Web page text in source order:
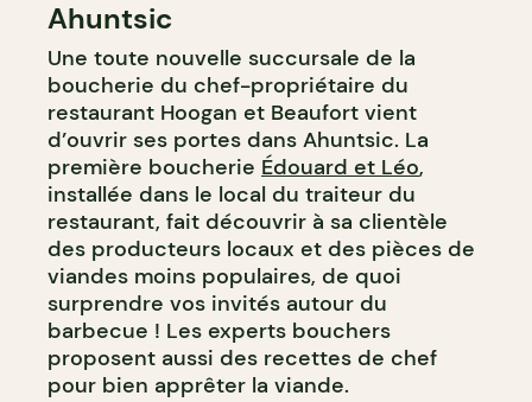
Ahuntsic
Une toute nouvelle succursale de la
boucherie du chef-propriétaire du
restaurant Hoogan et Beaufort vient
d’ouvrir ses portes dans Ahuntsic. La
première boucherie Édouard et Léo,
installée dans le local du traiteur du
restaurant, fait découvrir à sa clientèle
des producteurs locaux et des pièces de
viandes moins populaires, de quoi
surprendre vos invités autour du
barbecue ! Les experts bouchers
proposent aussi des recettes de chef
pour bien apprêter la viande.